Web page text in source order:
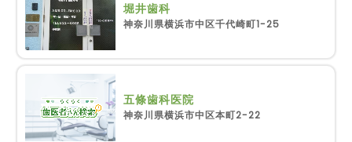
堀井歯科
神奈川県横浜市中区千代崎町1-25
五條歯科医院
神奈川県横浜市中区本町2-22